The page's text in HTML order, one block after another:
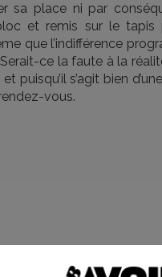
sa place ni par
et remis sur le tapis
que l’indifférence
ce la faute à la
puisqu’il s’agit bien
vous.